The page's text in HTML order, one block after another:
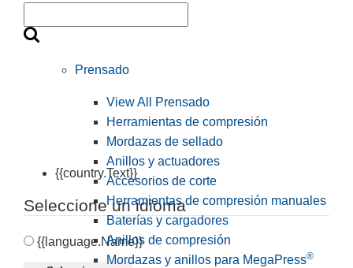
{{country.Text}}
Seleccione un idioma
{{language.Name}}
Prensado
View All Prensado
Herramientas de compresión
Mordazas de sellado
Anillos y actuadores
Accesorios de corte
Herramientas de compresión manuales
Baterías y cargadores
Anillos de compresión
Mordazas y anillos para MegaPress®